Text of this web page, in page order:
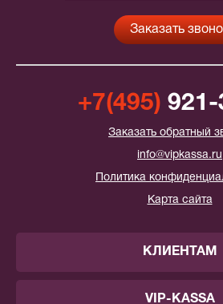
+7(495) 921-
Заказать обратный
info@vipkassa.ru
Политика
Карта сайта
КЛИЕНТАМ
VIP-KASSA